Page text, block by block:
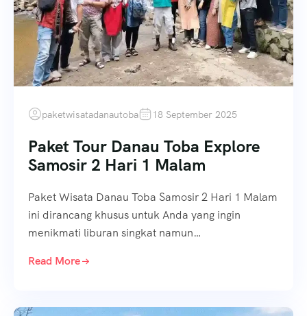
paketwisatadanautoba 18 September 2025
Paket Tour Danau Toba Explore
Samosir 2 Hari 1 Malam
Paket Wisata Danau Toba Samosir 2 Hari 1 Malam
ini dirancang khusus untuk Anda yang ingin
menikmati liburan singkat namun…
Read More